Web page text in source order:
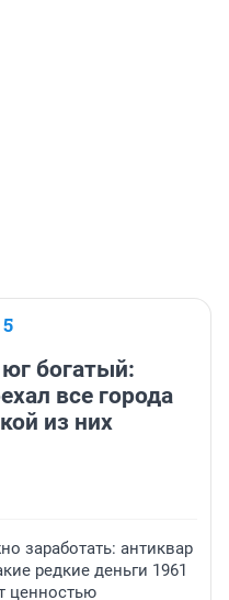
богатый:
все города
из них
заработать: антиквар
редкие деньги 1961
ценностью